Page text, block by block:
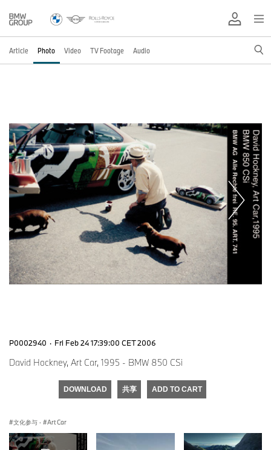
Article Photo Video TV Footage Audio
P0002940 · Fri Feb 24 17:39:00 CET 2006
David Hockney, Art Car, 1995 - BMW 850 CSi
DOWNLOAD 共享 ADD TO CART
文化参与 · Art Car